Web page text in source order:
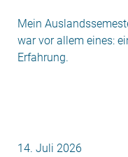
Mein
war vor allem eines:
Erfahrung.
14. Juli 2026